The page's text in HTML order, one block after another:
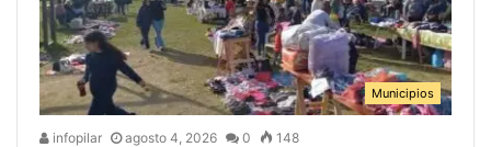
Municipios
infopilar agosto 4, 2026 0 148